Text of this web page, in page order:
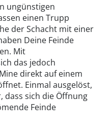
ungünstigen
einen Trupp
der Schacht mit einer
Deine Feinde
Mit
das jedoch
direkt auf einem
Einmal ausgelöst,
sich die Öffnung
Feinde